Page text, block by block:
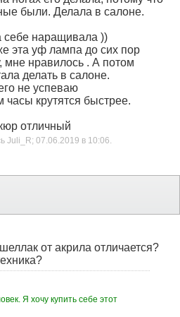
были. Делала в салоне.
наращивала ))
эта уф лампа до сих пор
мне нравилось . А потом
делать в салоне.
не успеваю
часы крутятся быстрее.
отличный
Juli_R; 07.06.2019 в 10:06
от акрила отличается?
Я хочу купить себе этот